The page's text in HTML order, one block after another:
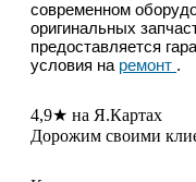
современном
оригинальных
предоставляется
условия на ремонт .
4,9★ на Я.Картах
Дорожим своими